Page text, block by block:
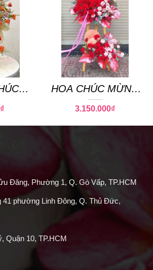
02
₫
HOA CHÚC MỪNG
50
3.150.000₫
Đăng, Phường 1, Q. Gò Vấp, TP.HCM
41 phường Linh Đông, Q. Thủ Đức,
Quận 10, TP.HCM